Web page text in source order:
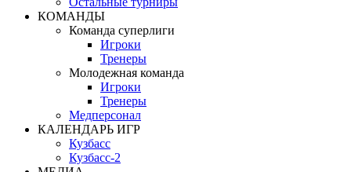
КОМАНДЫ
Команда суперлиги
Игроки
Тренеры
Молодежная команда
Игроки
Тренеры
Медперсонал
КАЛЕНДАРЬ ИГР
Кузбасс
Кузбасс-2